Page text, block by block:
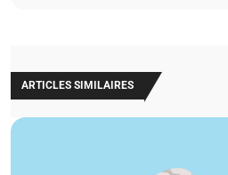
ARTICLES SIMILAIRES